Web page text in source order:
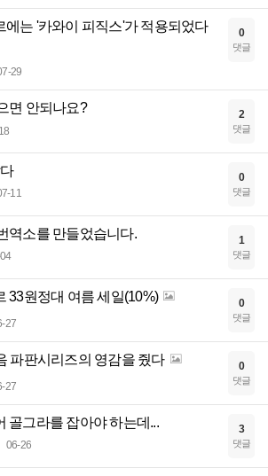
에는 '카와이 피직스'가 적용되었다
29
0
댓글
면 안되나요? 2
댓글
11
0
댓글
역소를 만들었습니다. 1
댓글
33원정대 여름 세일(10%)
27
0
댓글
파판시리즈의 영감을 줬다
27
0
댓글
골그라를 잡아야 하는데...
06-26
3
댓글